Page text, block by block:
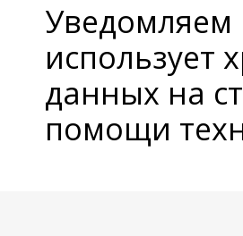
Уведомляем
использует
данных на
помощи